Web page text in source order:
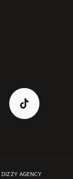
DIZZY AGENCY